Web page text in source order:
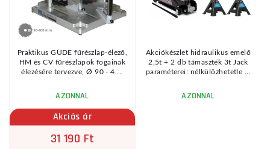
Praktikus GÜDE fűrészlap-élező,
HM és CV fűrészlapok fogainak
élezésére tervezve, Ø 90 - 4 ...
AZONNAL
Akciós ár
31 190 Ft
Akciókészlet hidraulikus emelő
2,5t + 2 db támaszték 3t Jack
paraméterei: nélkülözhetetle ...
AZONNAL